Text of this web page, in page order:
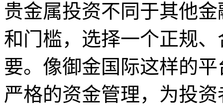
贵金属投资不同于其他
和门槛，选择一个正规
要。像御金国际这样的
严格的资金管理，为投